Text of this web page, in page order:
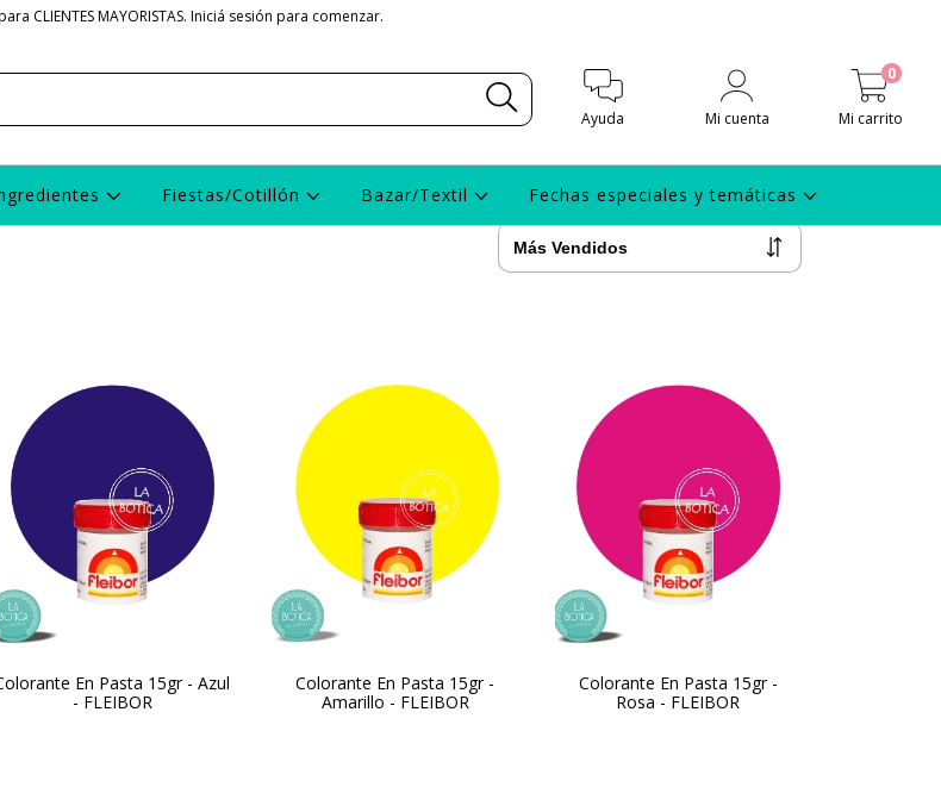
CLIENTES MAYORISTAS. Iniciá sesión para comenzar.
Ayuda Mi cuenta Mi carrito
0
Fiestas/Cotillón Bazar/Textil Fechas especiales y temáticas
En Pasta 15gr - Azul
- FLEIBOR
Colorante En Pasta 15gr -
Amarillo - FLEIBOR
Colorante En Pasta 15gr -
Rosa - FLEIBOR